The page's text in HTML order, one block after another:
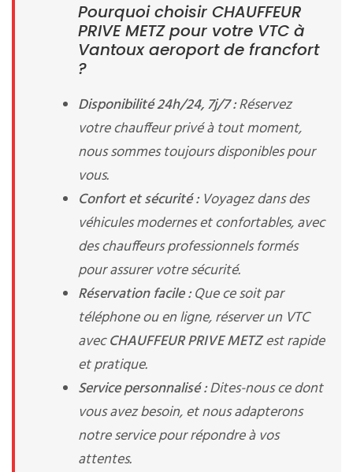
Pourquoi choisir CHAUFFEUR
PRIVE METZ pour votre VTC à
Vantoux aeroport de francfort
?
Disponibilité 24h/24, 7j/7 :Réservez
votre chauffeur privé à tout moment,
nous sommes toujours disponibles pour
vous.
Confort et sécurité :Voyagez dans des
véhicules modernes et confortables, avec
des chauffeurs professionnels formés
pour assurer votre sécurité.
Réservation facile :Que ce soit par
téléphone ou en ligne, réserver un VTC
avecCHAUFFEUR PRIVE METZest rapide
et pratique.
Service personnalisé :Dites-nous ce dont
vous avez besoin, et nous adapterons
notre service pour répondre à vos
attentes.